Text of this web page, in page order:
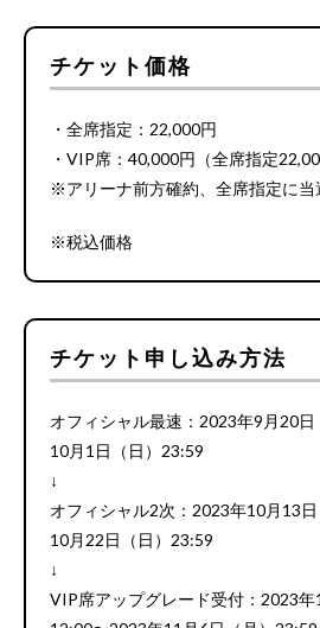
チケット価格
・全席指定：22,000円
・VIP席：40,000円（全席指定
※アリーナ前方確約、全席指定に当
※税込価格
チケット申し込み方法
オフィシャル最速：2023年9月20
10月1日（日）23:59
↓
オフィシャル2次：2023年10月13
10月22日（日）23:59
↓
VIP席アップグレード受付：2023年